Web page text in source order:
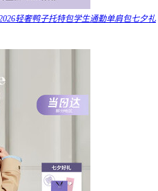
轻奢鸭子托特包学生通勤单肩包七夕礼